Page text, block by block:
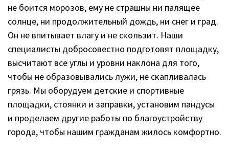
не боится морозов, ему не страшны ни палящее
солнце, ни продолжительный дождь, ни снег и град.
Он не впитывает влагу и не скользит. Наши
специалисты добросовестно подготовят площадку,
высчитают все углы и уровни наклона для того,
чтобы не образовывались лужи, не скапливалась
грязь. Мы оборудуем детские и спортивные
площадки, стоянки и заправки, установим пандусы
и проделаем другие работы по благоустройству
города, чтобы нашим гражданам жилось комфортно.